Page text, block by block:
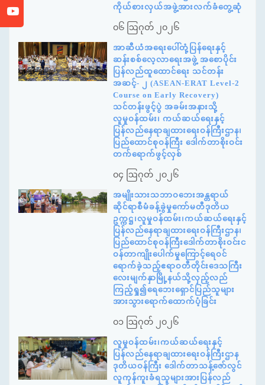
ကိုယ်စားလှယ်အဖွဲ့အားလက်ခံတွေ့ဆုံ
၀၆ ဩဂုတ် ၂၀၂၆
အာဆီယံအရေးပေါ်တုံ့ပြန်ရေးနှင့်
ဆန်းစစ်လေ့လာရေးအဖွဲ့ အစောပိုင်း
ပြန်လည်ထူထောင်ရေး သင်တန်း
အဆင့်- ၂ (ASEAN-ERAT Level-2
Course on Early Recovery)
သင်တန်းဖွင့်ပွဲ အခမ်းအနားသို့
လူမှုဝန်ထမ်း၊ ကယ်ဆယ်ရေးနှင့်
ပြန်လည်နေရာချထားရေးဝန်ကြီးဌာန၊
ပြည်ထောင်စုဝန်ကြီး ဒေါက်တာစိုးဝင်း
တက်ရောက်ဖွင့်လှစ်
၀၄ ဩဂုတ် ၂၀၂၆
အမျိုးသားသဘာဝဘေးအန္တရာယ်
ဆိုင်ရာစီမံခန့်ခွဲမှုကော်မတီဒုတိယ
ဥက္ကဋ္ဌ၊လူမှုဝန်ထမ်း၊ကယ်ဆယ်ရေးနှင့်
ပြန်လည်နေရာချထားရေးဝန်ကြီးဌာန၊
ပြည်ထောင်စုဝန်ကြီးဒေါက်တာစိုးဝင်းင
ဝန်တာကျိုးပေါက်မှုကြောင့်ရေဝင်
ရောက်ခဲ့သည့်ဧရာဝတီတိုင်းဒေသကြီး
လေးမျက်နှာမြို့နယ်သို့လှည့်လည်
ကြည့်ရှု၍ရေဘေးရှောင်ပြည်သူများ
အားသွားရောက်ထောက်ပံ့ခြင်း
၀၁ ဩဂုတ် ၂၀၂၆
လူမှုဝန်ထမ်း၊ကယ်ဆယ်ရေးနှင့်
ပြန်လည်နေရာချထားရေးဝန်ကြီးဌာန
ဒုတိယဝန်ကြီး ဒေါက်တာသန့်ဇော်လွင်
လူကုန်ကူးခံရသူများအားပြန်လည်